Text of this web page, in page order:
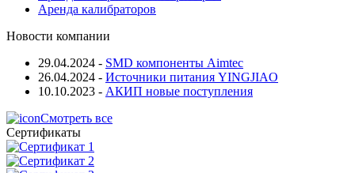
Аренда калибраторов
Новости компании
29.04.2024 - SMD компоненты Aimtec
26.04.2024 - Источники питания YINGJIAO
10.10.2023 - АКИП новые поступления
Смотреть все
Сертификаты